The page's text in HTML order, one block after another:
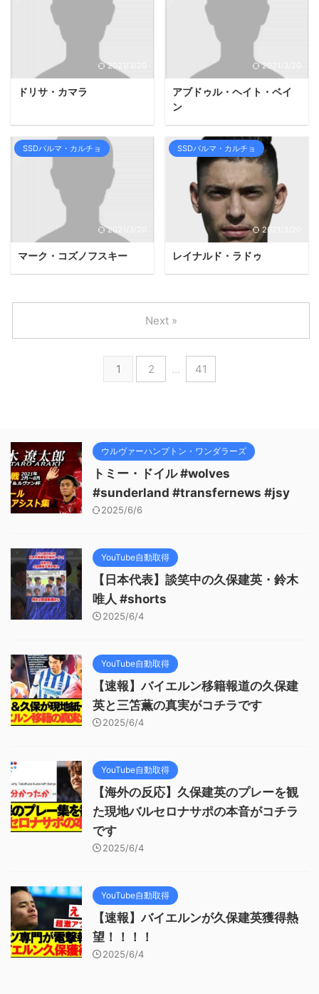
2021/3/20
ドリサ・カマラ
2021/3/20
アブドゥル・ヘイト・ベイ
ン
SSDパルマ・カルチョ
2021/3/20
マーク・コズノフスキー
SSDパルマ・カルチョ
2021/3/20
レイナルド・ラドゥ
1 2 … 41
Next »
ウルヴァーハンプトン・ワンダラーズ
トミー・ドイル #wolves
#sunderland #transfernews #jsy
2025/6/6
YouTube自動取得
【日本代表】談笑中の久保建英・鈴木
唯人 #shorts
2025/6/4
YouTube自動取得
【速報】バイエルン移籍報道の久保建
英と三笘薫の真実がコチラです
2025/6/4
YouTube自動取得
【海外の反応】久保建英のプレーを観
た現地バルセロナサポの本音がコチラ
です
2025/6/4
YouTube自動取得
【速報】バイエルンが久保建英獲得熱
望！！！！
2025/6/4